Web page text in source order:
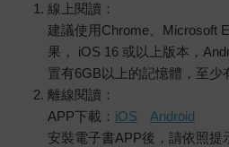
線上閱讀：
建議使用Chrome、Microsoft
果， iOS 16 或以上版本，
置有6GB以上的記憶體，至少
離線閱讀：
APP下載： iOS
Android
安裝電子書APP後，請依照